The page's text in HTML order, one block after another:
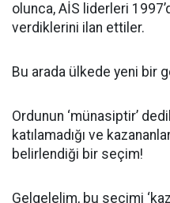
olunca, AİS liderleri
verdiklerini ilan ettiler.
Bu arada ülkede yeni bir
Ordunun ‘münasiptir’
katılamadığı ve
belirlendiği bir seçim!
Gelgelelim, bu seçimi